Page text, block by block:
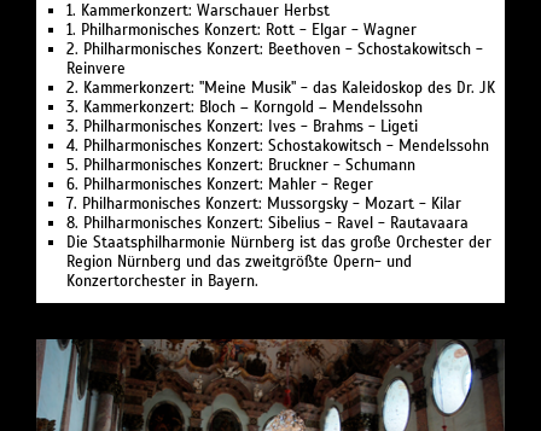
1. Kammerkonzert: War­schau­er Herbst
1. Philharmonisches Konzert: Rott - Elgar - Wagner
2. Philharmonisches Konzert: Beet­ho­ven - Schosta­ko­witsch -
Rein­ve­re
2. Kammerkonzert: "Meine Musik" - das Ka­lei­do­skop des Dr. JK
3. Kammerkonzert: Bloch – Korn­gold – Men­dels­sohn
3. Philharmonisches Konzert: Ives - Brahms - Ligeti
4. Philharmonisches Konzert: Schosta­ko­witsch - Men­dels­sohn
5. Philharmonisches Konzert: Bruck­ner - Schu­mann
6. Philharmonisches Konzert: Mahler - Reger
7. Philharmonisches Konzert: Mus­sorgs­ky - Mozart - Kilar
8. Philharmonisches Konzert: Si­be­li­us - Ravel - Rau­ta­vaa­ra
Die Staatsphilharmonie Nürnberg ist das große Orchester der
Region Nürnberg und das zweitgrößte Opern- und
Konzertorchester in Bayern.